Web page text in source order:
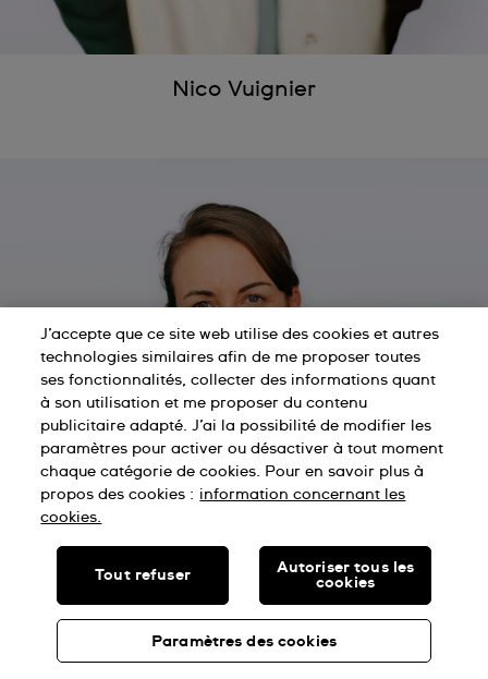
Nico Vuignier
J’accepte que ce site web utilise des cookies et autres
technologies similaires afin de me proposer toutes
ses fonctionnalités, collecter des informations quant
à son utilisation et me proposer du contenu
publicitaire adapté. J’ai la possibilité de modifier les
paramètres pour activer ou désactiver à tout moment
chaque catégorie de cookies. Pour en savoir plus à
propos des cookies : information concernant les
cookies.
Paramètres des cookies
Tout refuser
Autoriser tous les
cookies